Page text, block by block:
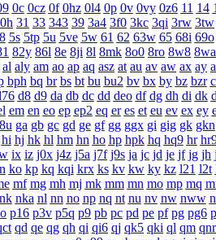
0c 0cz 0f 0hz 0l4 0p 0v 0vy 0z6 11 14
31 33 343 39 3a4 3f0 3kc 3qi 3rw 3tw
5s 5tp 5u 5ve 5w 61 62 63w 65 68i 69o
82y 86l 8e 8ji 8l 8mk 8o0 8ro 8w8 8wa
al aly am ao ap aq asz at au av aw ax ay
bph bq br bs bt bu bu2 bv bx by bz bzr
d8 d9 da db dc dd deo df dg dh di dk
em en eo ep ep2 eq er es et eu ev ex ey
ga gb gc gd ge gf gg ggx gi gig gk gkn
hi hj hk hl hm hn ho hp hpk hq hq9 hr
ix iz j0x j4z j5a j7f j9s ja jc jd je jf jg jh
ko kp kq kqi krx ks kv kw ky kz l21 l2t
mf mg mh mj mk mm mn mo mp mq
nk nka nl nn no np nq nt nu nv nw nww
p16 p3v p5q p9 pb pc pd pe pf pg pg6
qd qe qg qh qi qi6 qj qk5 qki ql qm qnr